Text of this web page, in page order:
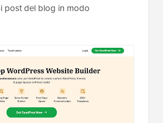
post del blog in modo